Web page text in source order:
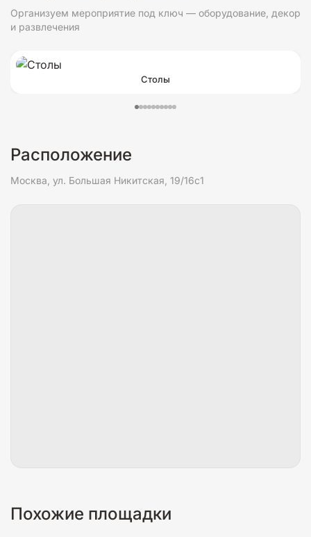
Организуем мероприятие под ключ — оборудование, декор
и развлечения
Столы
Расположение
Москва, ул. Большая Никитская, 19/16с1
Похожие площадки